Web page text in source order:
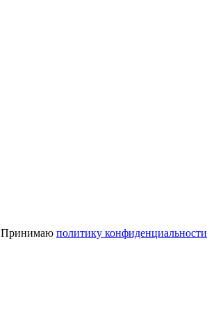
Принимаю политику конфиденциальности